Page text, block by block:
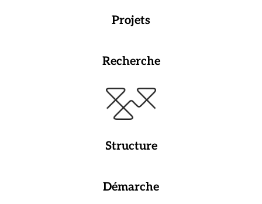
Projets
Recherche
Structure
Démarche